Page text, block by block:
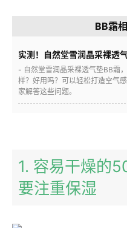
BB霜
实测！自然堂雪润晶采裸透
- 自然堂雪润晶采裸透气垫BB霜
样？好用吗？可以轻松打造空气
家解答这些问题。
1. 容易干燥的
要注重保湿